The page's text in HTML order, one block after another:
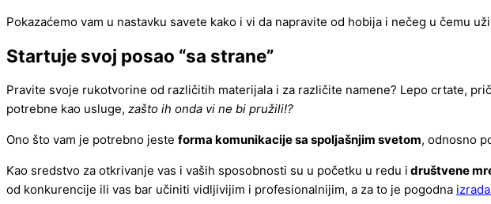
Pokazaćemo vam u nastavku savete kako i vi da napravite od hobija i nečeg u čemu
Startuje svoj posao “sa strane”
Pravite svoje rukotvorine od različitih materijala i za različite namene? Lepo crtate,
potrebne kao usluge, zašto ih onda vi ne bi pružili!?
Ono što vam je potrebno jeste forma komunikacije sa spoljašnjim svetom, odnosno
Kao sredstvo za otkrivanje vas i vaših sposobnosti su u početku u redu i društvene
od konkurencije ili vas bar učiniti vidljivijim i profesionalnijim, a za to je pogodna